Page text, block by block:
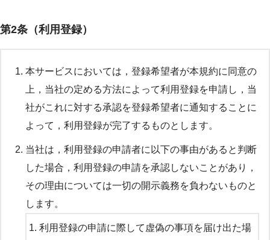
第2条（利用登録）
本サービスにおいては，登録希望者が本規約に同意の
上，当社の定める方法によって利用登録を申請し，当
社がこれに対する承認を登録希望者に通知することに
よって，利用登録が完了するものとします。
当社は，利用登録の申請者に以下の事由があると判断
した場合，利用登録の申請を承認しないことがあり，
その理由については一切の開示義務を負わないものと
します。
利用登録の申請に際して虚偽の事項を届け出た場